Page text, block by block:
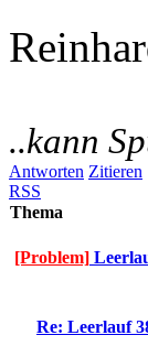
..kann
Antworten Zitieren
RSS
Thema
[Problem]
Re: Leerlauf